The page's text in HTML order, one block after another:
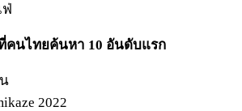
ฟ่
คนไทยค้นหา 10 อันดับแรก
2022